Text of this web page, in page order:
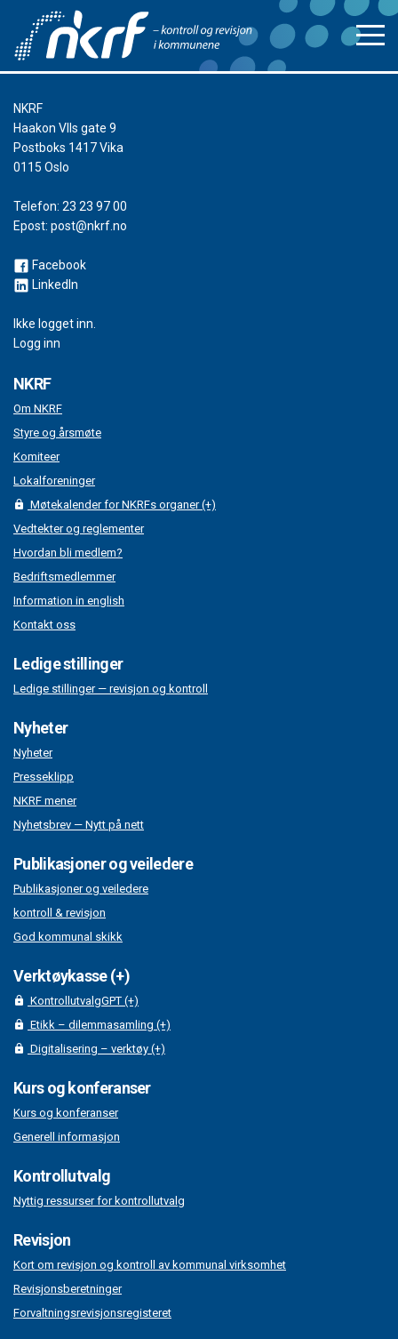
NKRF
Haakon VIIs gate 9
Postboks 1417 Vika
0115 Oslo
Telefon: 23 23 97 00
Epost: post@nkrf.no
Facebook
LinkedIn
Ikke logget inn.
Logg inn
NKRF
Om NKRF
Styre og årsmøte
Komiteer
Lokalforeninger
Møtekalender for NKRFs organer (+)
Vedtekter og reglementer
Hvordan bli medlem?
Bedriftsmedlemmer
Information in english
Kontakt oss
Ledige stillinger
Ledige stillinger — revisjon og kontroll
Nyheter
Nyheter
Presseklipp
NKRF mener
Nyhetsbrev — Nytt på nett
Publikasjoner og veiledere
Publikasjoner og veiledere
kontroll & revisjon
God kommunal skikk
Verktøykasse (+)
KontrollutvalgGPT (+)
Etikk – dilemmasamling (+)
Digitalisering – verktøy (+)
Kurs og konferanser
Kurs og konferanser
Generell informasjon
Kontrollutvalg
Nyttig ressurser for kontrollutvalg
Revisjon
Kort om revisjon og kontroll av kommunal virksomhet
Revisjonsberetninger
Forvaltningsrevisjonsregisteret